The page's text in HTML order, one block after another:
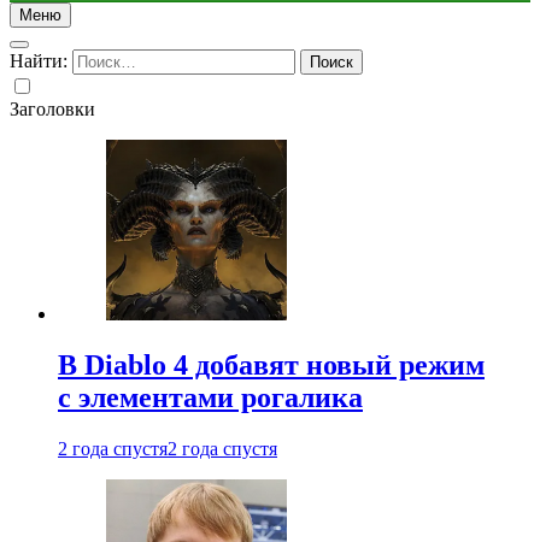
Меню
Найти:
Заголовки
В Diablo 4 добавят новый режим
с элементами рогалика
2 года спустя2 года спустя